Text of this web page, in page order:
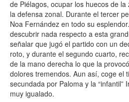
de Piélagos, ocupar los huecos de
la defensa zonal. Durante el tercer
Noa Fernández en todo su
descubrir nada respecto a esta
señalar que jugó el partido con un
roto, y durante el segundo cuarto,
de la mano derecha lo que la
dolores tremendos. Aun así, coge el
secundada por Paloma y la “infantil”
muy igualado.